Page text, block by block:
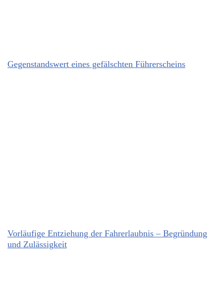
Gegenstandswert eines gefälschten Führerscheins
Vorläufige Entziehung der Fahrerlaubnis – Begründung
und Zulässigkeit